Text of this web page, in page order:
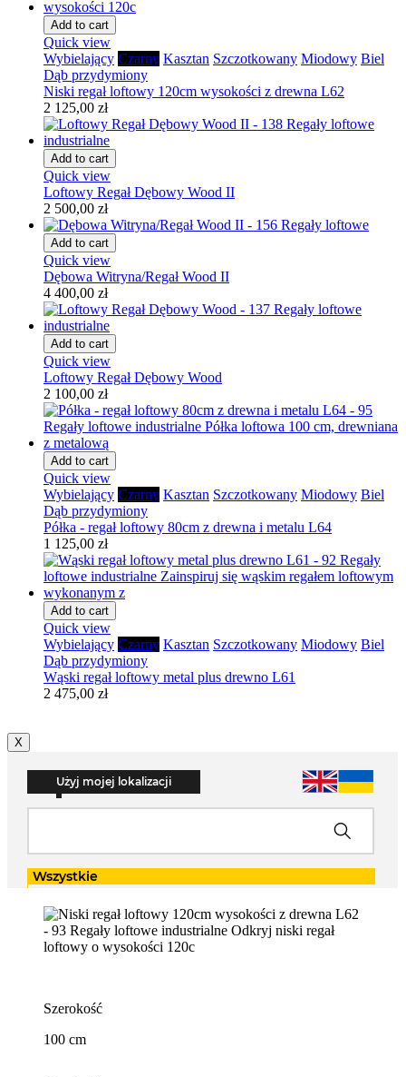
Add to cart
Quick view
Wybielający Czarny Kasztan Szczotkowany Miodowy Biel
Dąb przydymiony
Niski regał loftowy 120cm wysokości z drewna L62
2 125,00 zł
Add to cart
Quick view
Loftowy Regał Dębowy Wood II
2 500,00 zł
Add to cart
Quick view
Dębowa Witryna/Regał Wood II
4 400,00 zł
Add to cart
Quick view
Loftowy Regał Dębowy Wood
2 100,00 zł
Add to cart
Quick view
Wybielający Czarny Kasztan Szczotkowany Miodowy Biel
Dąb przydymiony
Półka - regał loftowy 80cm z drewna i metalu L64
1 125,00 zł
Add to cart
Quick view
Wybielający Czarny Kasztan Szczotkowany Miodowy Biel
Dąb przydymiony
Wąski regał loftowy metal plus drewno L61
2 475,00 zł
X
Szerokość
100 cm